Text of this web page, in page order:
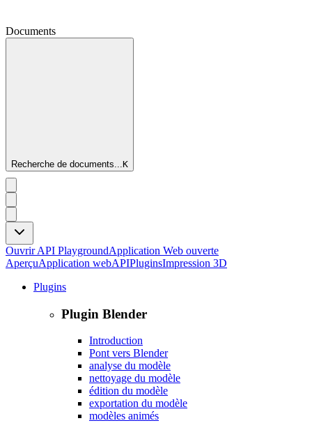
Documents
Recherche de documents...K
Ouvrir API PlaygroundApplication Web ouverte
AperçuApplication webAPIPluginsImpression 3D
Plugins
Plugin Blender
Introduction
Pont vers Blender
analyse du modèle
nettoyage du modèle
édition du modèle
exportation du modèle
modèles animés